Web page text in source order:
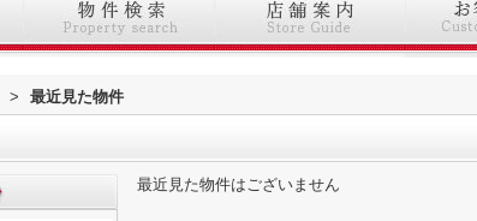
> 最近見た物件
最近見た物件はございません